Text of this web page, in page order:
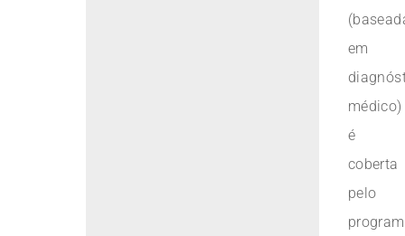
em
médico)
é
coberta
pelo